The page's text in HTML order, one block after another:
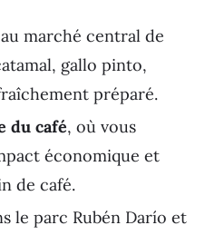
marché central de
gallo pinto,
préparé.
du café, où vous
économique et
de café.
le parc Rubén Darío et